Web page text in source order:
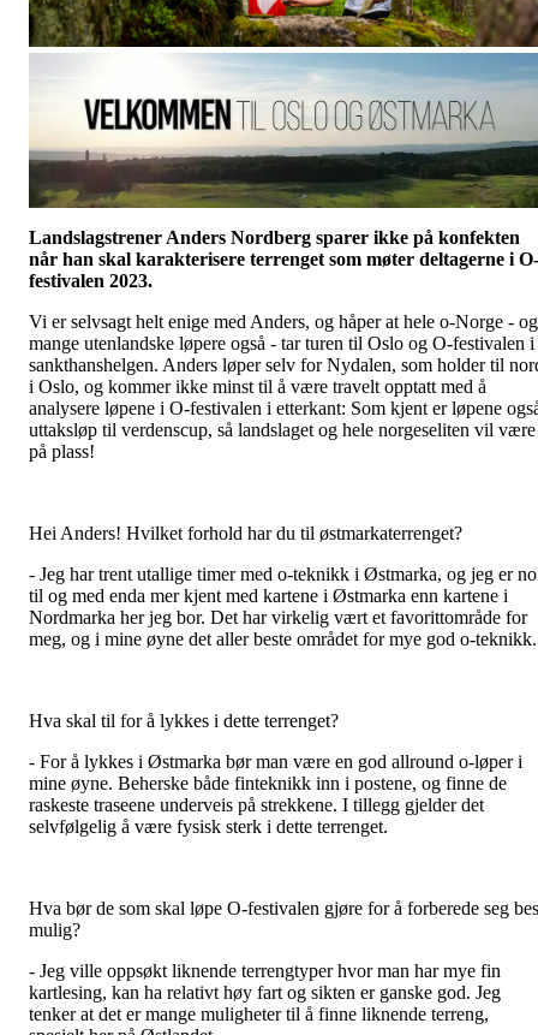
Landslagstrener Anders Nordberg sparer ikke på konfekten
når han skal karakterisere terrenget som møter deltagerne i O-
festivalen 2023.
Vi er selvsagt helt enige med Anders, og håper at hele o-Norge - og
mange utenlandske løpere også - tar turen til Oslo og O-festivalen i
sankthanshelgen. Anders løper selv for Nydalen, som holder til
i Oslo, og kommer ikke minst til å være travelt opptatt med å
analysere løpene i O-festivalen i etterkant: Som kjent er løpene
uttaksløp til verdenscup, så landslaget og hele norgeseliten vil være
på plass!
Hei Anders! Hvilket forhold har du til østmarkaterrenget?
- Jeg har trent utallige timer med o-teknikk i Østmarka, og jeg er
til og med enda mer kjent med kartene i Østmarka enn kartene i
Nordmarka her jeg bor. Det har virkelig vært et favorittområde for
meg, og i mine øyne det aller beste området for mye god o-teknikk.
Hva skal til for å lykkes i dette terrenget?
- For å lykkes i Østmarka bør man være en god allround o-løper i
mine øyne. Beherske både finteknikk inn i postene, og finne de
raskeste traseene underveis på strekkene. I tillegg gjelder det
selvfølgelig å være fysisk sterk i dette terrenget.
Hva bør de som skal løpe O-festivalen gjøre for å forberede seg
mulig?
- Jeg ville oppsøkt liknende terrengtyper hvor man har mye fin
kartlesing, kan ha relativt høy fart og sikten er ganske god. Jeg
tenker at det er mange muligheter til å finne liknende terreng,